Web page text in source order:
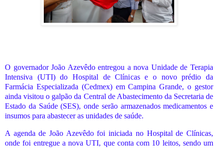
O governador João Azevêdo entregou a nova Unidade de Terapia
Intensiva (UTI) do Hospital de Clínicas e o novo prédio da
Farmácia Especializada (Cedmex) em Campina Grande, o gestor
ainda visitou o galpão da Central de Abastecimento da Secretaria de
Estado da Saúde (SES), onde serão armazenados medicamentos e
insumos para abastecer as unidades de saúde.
A agenda de João Azevêdo foi iniciada no Hospital de Clínicas,
onde foi entregue a nova UTI, que conta com 10 leitos, sendo um